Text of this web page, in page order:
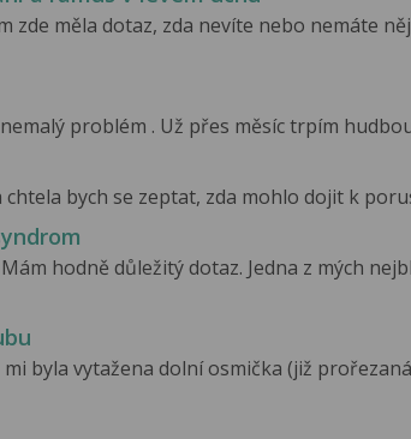
zde měla dotaz, zda nevíte nebo nemáte
problém . Už přes měsíc trpím hudbou
bych se zeptat, zda mohlo dojit k
hodně důležitý dotaz. Jedna z mých
byla vytažena dolní osmička (již